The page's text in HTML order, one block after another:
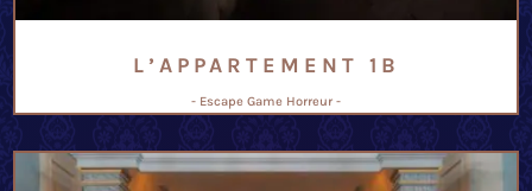
L’APPARTEMENT 1B
- Escape Game Horreur -